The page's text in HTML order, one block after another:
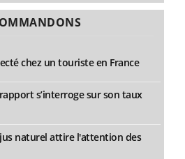
chez un touriste en France
s’interroge sur son taux
jus naturel attire l'attention des